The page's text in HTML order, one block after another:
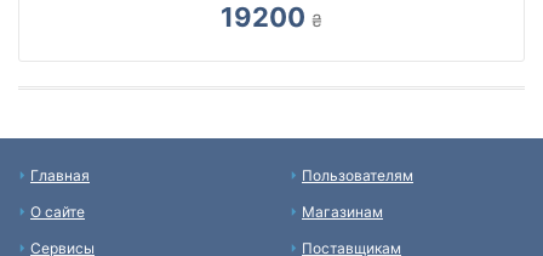
19200 ₴
Главная
О сайте
Сервисы
Пользователям
Магазинам
Поставщикам